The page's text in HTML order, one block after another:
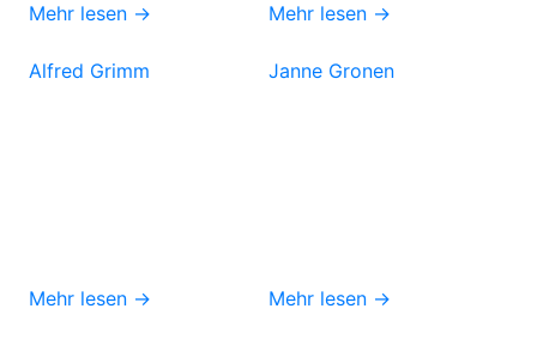
Mehr lesen → Mehr lesen →
Alfred Grimm
Mehr lesen →
Janne Gronen
Mehr lesen →